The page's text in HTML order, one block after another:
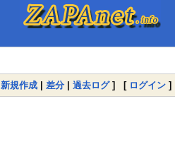
新規作成 | 差分 | 過去ログ] [ ログイン ]